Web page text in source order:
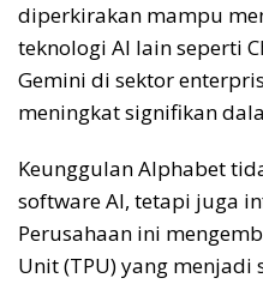
diperkirakan mampu
teknologi AI lain seperti
Gemini di sektor
meningkat signifikan
Keunggulan Alphabet
software AI, tetapi juga
Perusahaan ini
Unit (TPU) yang menjadi